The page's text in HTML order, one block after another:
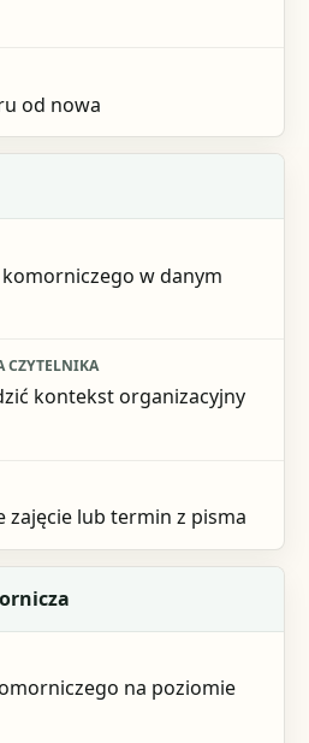
od nowa
w danym
kontekst organizacyjny
zajęcie lub termin z pisma
na poziomie